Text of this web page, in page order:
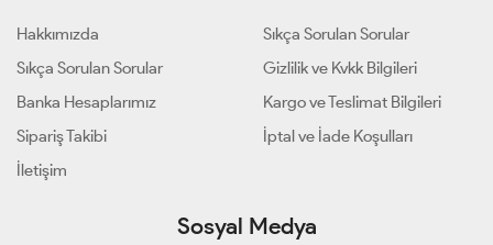
Hakkımızda
Sıkça Sorulan Sorular
Banka Hesaplarımız
Sipariş Takibi
İletişim
Sıkça Sorulan Sorular
Gizlilik ve Kvkk Bilgileri
Kargo ve Teslimat Bilgileri
İptal ve İade Koşulları
Sosyal Medya